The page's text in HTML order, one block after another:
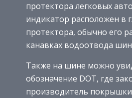
протектора легковых
индикатор расположен в
протектора, обычно его
канавках водоотвода
Также на шине можно
обозначение DOT, где
производитель